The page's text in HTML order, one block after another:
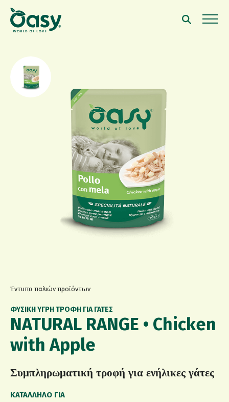
Έντυπα παλιών προϊόντων
NATURAL RANGE • Chicken
with Apple
ΦΥΣΙΚΉ ΥΓΡΉ ΤΡΟΦΉ ΓΙΑ ΓΆΤΕΣ
Συμπληρωματική τροφή για ενήλικες γάτες
ΚΑΤΆΛΛΗΛΟ ΓΙΑ